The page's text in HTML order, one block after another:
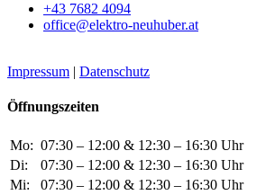
+43 7682 4094
office@elektro-neuhuber.at
Impressum | Datenschutz
Öffnungszeiten
Mo: 07:30 – 12:00 & 12:30 – 16:30 Uhr
Di:
07:30 – 12:00 & 12:30 – 16:30 Uhr
Mi:
07:30 – 12:00 & 12:30 – 16:30 Uhr